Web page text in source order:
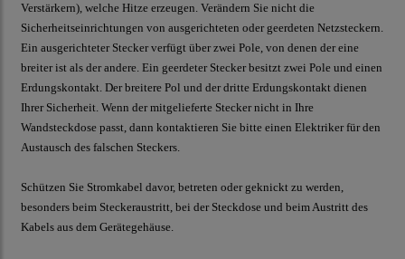
Verstärkern), welche Hitze erzeugen. Verändern Sie nicht die
Sicherheitseinrichtungen von ausgerichteten oder geerdeten Netzsteckern.
Ein ausgerichteter Stecker verfügt über zwei Pole, von denen der eine
breiter ist als der andere. Ein geerdeter Stecker besitzt zwei Pole und einen
Erdungskontakt. Der breitere Pol und der dritte Erdungskontakt dienen
Ihrer Sicherheit. Wenn der mitgelieferte Stecker nicht in Ihre
Wandsteckdose passt, dann kontaktieren Sie bitte einen Elektriker für den
Austausch des falschen Steckers.
Schützen Sie Stromkabel davor, betreten oder geknickt zu werden,
besonders beim Steckeraustritt, bei der Steckdose und beim Austritt des
Kabels aus dem Gerätegehäuse.